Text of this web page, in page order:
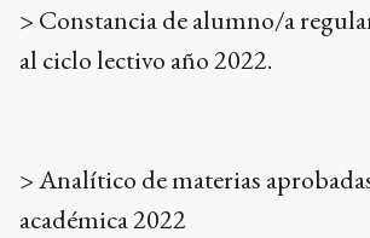
> Constancia de alumno/a
al ciclo lectivo año 2022.
> Analítico de materias
académica 2022